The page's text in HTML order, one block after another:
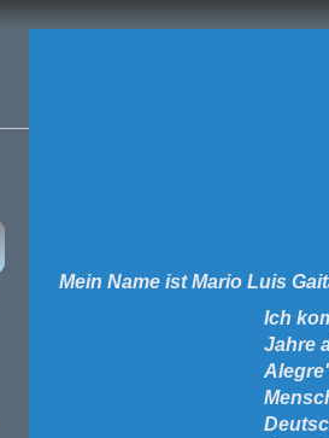
Mein Name ist Mario Luis
Ich
Jahre